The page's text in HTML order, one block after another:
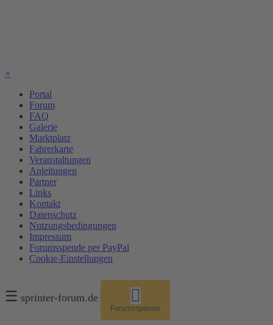
×
Portal
Forum
FAQ
Galerie
Marktplatz
Fahrerkarte
Veranstaltungen
Anleitungen
Partner
Links
Kontakt
Datenschutz
Nutzungsbedingungen
Impressum
Forumsspende per PayPal
Cookie-Einstellungen
☰ sprinter-forum.de
Forumsspende